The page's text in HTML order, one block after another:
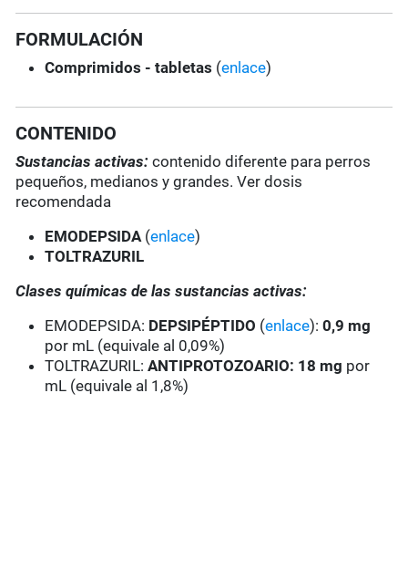
FORMULACIÓN
Comprimidos - tabletas (enlace)
CONTENIDO
Sustancias activas:contenido diferente para perros
pequeños, medianos y grandes. Ver dosis
recomendada
EMODEPSIDA(enlace)
TOLTRAZURIL
Clases químicas de las sustancias activas:
EMODEPSIDA: DEPSIPÉPTIDO (enlace):0,9 mg
por mL (equivale al 0,09%)
TOLTRAZURIL:ANTIPROTOZOARIO: 18 mg por
mL (equivale al 1,8%)